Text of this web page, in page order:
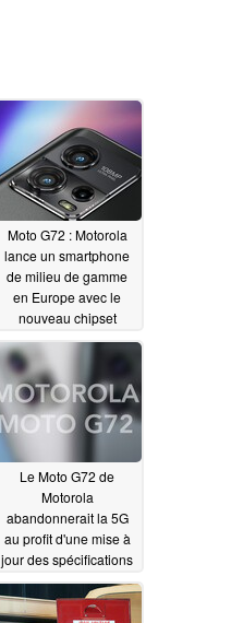
Moto G72 : Motorola
lance un smartphone
de milieu de gamme
en Europe avec le
nouveau chipset
MediaTek Helio G99
Le Moto G72 de
Motorola
abandonnerait la 5G
au profit d'une mise à
jour des spécifications
et d'un look plus haut
de gamme09/28/2022